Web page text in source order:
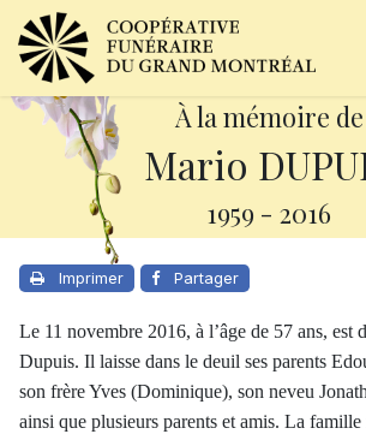
À la mémoire de
Mario
1959 - 2016
Imprimer Partager
Le 11 novembre 2016, à l’âge de 57 ans, est
Dupuis. Il laisse dans le deuil ses parents
son frère Yves (Dominique), son neveu
ainsi que plusieurs parents et amis. La famille